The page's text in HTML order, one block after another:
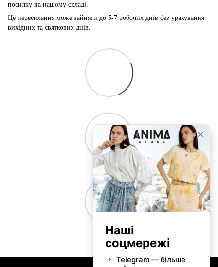
посилку на нашому складі.
Це пересилання може зайняти до 5-7 робочих днів без урахування
вихідних та святкових днів.